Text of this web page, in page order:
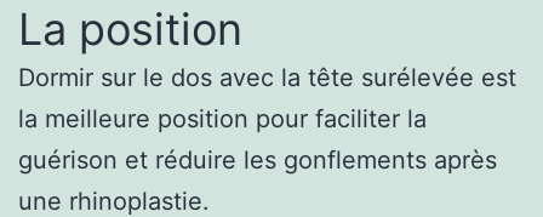
La position
Dormir sur le dos avec la tête surélevée est
la meilleure position pour faciliter la
guérison et réduire les gonflements après
une rhinoplastie.